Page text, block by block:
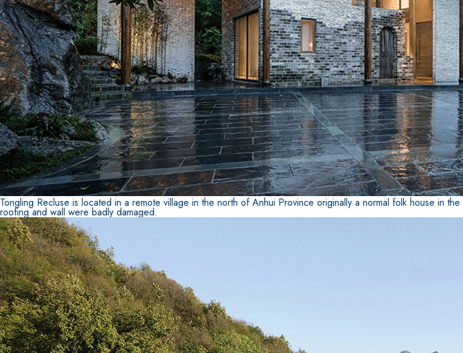
Tongling Recluse is located in a remote village in the north of Anhui Province originally a normal folk house in
roofing and wall were badly damaged.
Sistema ISOLAMENTO TERMICO FASSATHERM
A 96 RESPHIRA
Collante-rasante alleggerito, fibrato, con calce idraulica naturale NHL 3,5
e speciali inerti alleggeriti